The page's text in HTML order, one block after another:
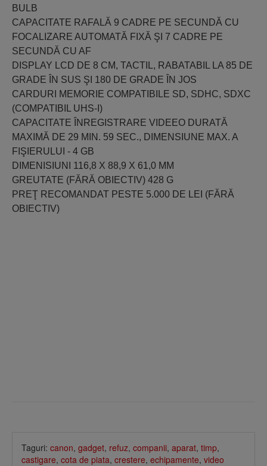
BULB
CAPACITATE RAFALĂ 9 CADRE PE SECUNDĂ CU
FOCALIZARE AUTOMATĂ FIXĂ ŞI 7 CADRE PE
SECUNDĂ CU AF
DISPLAY LCD DE 8 CM, TACTIL, RABATABIL LA 85 DE
GRADE ÎN SUS ŞI 180 DE GRADE ÎN JOS
CARDURI MEMORIE COMPATIBILE SD, SDHC, SDXC
(COMPATIBIL UHS-I)
CAPACITATE ÎNREGISTRARE VIDEEO DURATĂ
MAXIMĂ DE 29 MIN. 59 SEC., DIMENSIUNE MAX. A
FIŞIERULUI - 4 GB
DIMENISIUNI 116,8 X 88,9 X 61,0 MM
GREUTATE (FĂRĂ OBIECTIV) 428 G
PREŢ RECOMANDAT PESTE 5.000 DE LEI (FĂRĂ
OBIECTIV)
Taguri: canon, gadget, refuz, companii, aparat, timp,
castigare, cota de piata, crestere, echipamente, video